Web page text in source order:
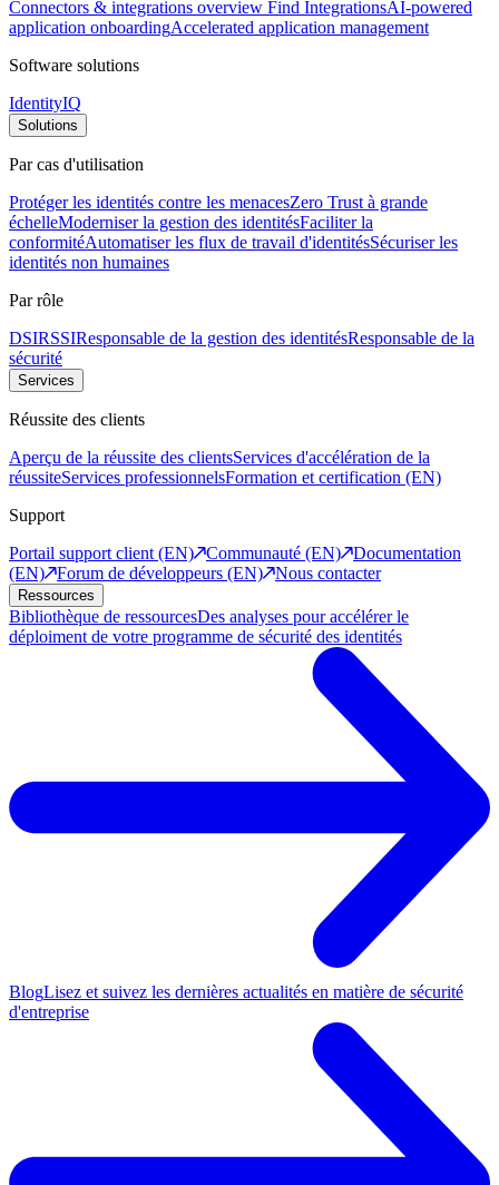
Connectors & integrations overview Find IntegrationsAI-powered
application onboardingAccelerated application management
Software solutions
IdentityIQ
Solutions
Par cas d'utilisation
Protéger les identités contre les menacesZero Trust à grande
échelleModerniser la gestion des identitésFaciliter la
conformitéAutomatiser les flux de travail d'identitésSécuriser les
identités non humaines
Par rôle
DSIRSSIResponsable de la gestion des identitésResponsable de la
sécurité
Services
Réussite des clients
Aperçu de la réussite des clientsServices d'accélération de la
réussiteServices professionnelsFormation et certification (EN)
Support
Portail support client (EN)
Communauté (EN)
Documentation
(EN)
Forum de développeurs (EN) Nous contacter
Ressources
Bibliothèque de ressourcesDes analyses pour accélérer le
déploiment de votre programme de sécurité des identités
BlogLisez et suivez les dernières actualités en matière de sécurité
d'entreprise